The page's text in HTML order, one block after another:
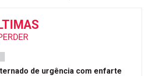
de urgência com enfarte